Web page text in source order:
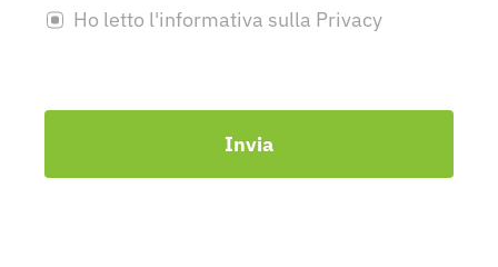
Ho letto l'informativa sulla Privacy
Invia